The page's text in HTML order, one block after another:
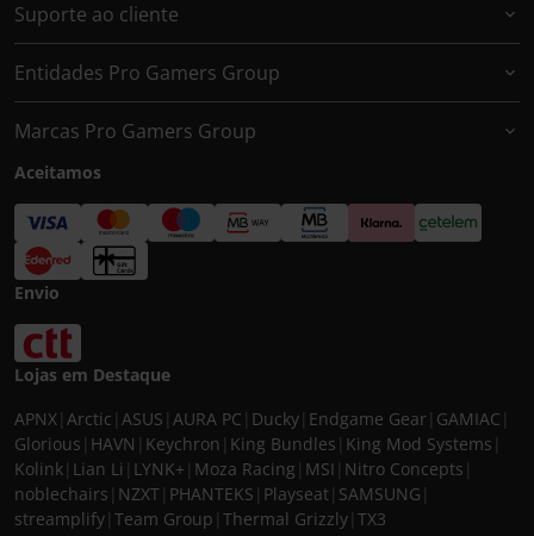
Suporte ao cliente
Entidades Pro Gamers Group
Marcas Pro Gamers Group
Aceitamos
Envio
Lojas em Destaque
APNX Arctic ASUS AURA PC Ducky Endgame Gear GAMIAC
Glorious HAVN Keychron King Bundles King Mod Systems
Kolink Lian Li LYNK+ Moza Racing MSI Nitro Concepts
noblechairs NZXT PHANTEKS Playseat SAMSUNG
streamplify Team Group Thermal Grizzly TX3